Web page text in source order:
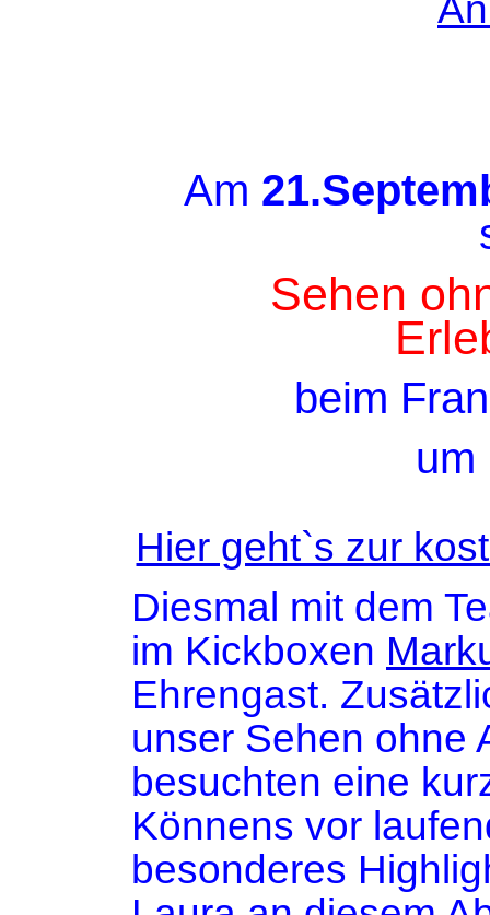
Am
Sehen
beim
um
Hier geht`s zur
Diesmal mit dem
im Kickboxen
Ehrengast.
unser Sehen ohne
besuchten eine
Könnens vor
besonderes